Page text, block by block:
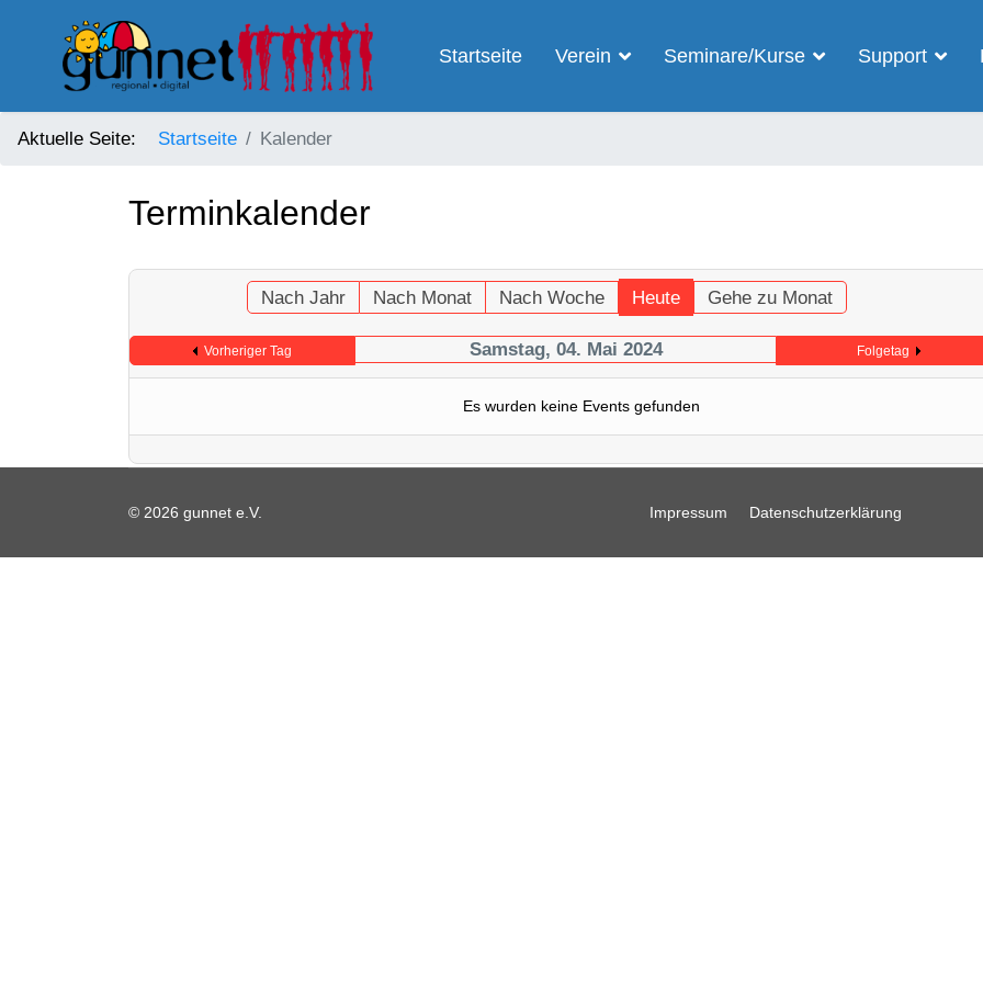
Startseite Verein Seminare/Kurse Support
Aktuelle Seite: Startseite Kalender
Terminkalender
Nach Jahr Nach Monat Nach Woche Heute Gehe zu Monat
Vorheriger Tag Samstag, 04. Mai 2024 Folgetag
Es wurden keine Events gefunden
© 2026 gunnet e.V. Impressum Datenschutzerklärung